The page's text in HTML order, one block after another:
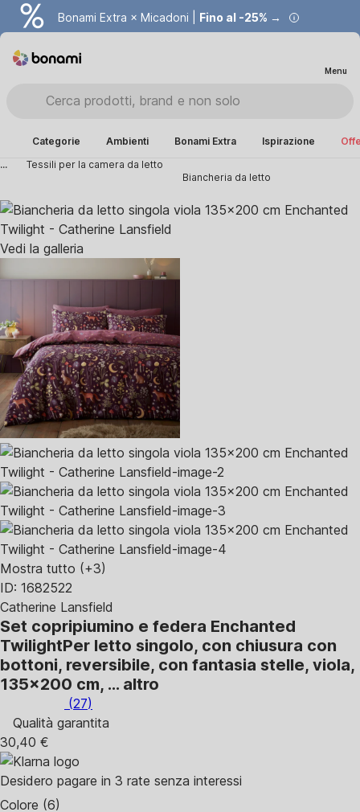
Bonami Extra × Micadoni | Fino al -25% →
Menu
Categorie Ambienti Bonami Extra Ispirazione
...
Tessili per la camera da letto
Biancheria da letto
Vedi la galleria
Mostra tutto (+3)
ID: 1682522
Catherine Lansfield
Set copripiumino e federa Enchanted
TwilightPer letto singolo, con chiusura con
bottoni, reversibile, con fantasia stelle, viola,
135x200 cm, … altro
(27)
Qualità garantita
30,40 €
Desidero pagare in 3 rate senza interessi
Colore (6)